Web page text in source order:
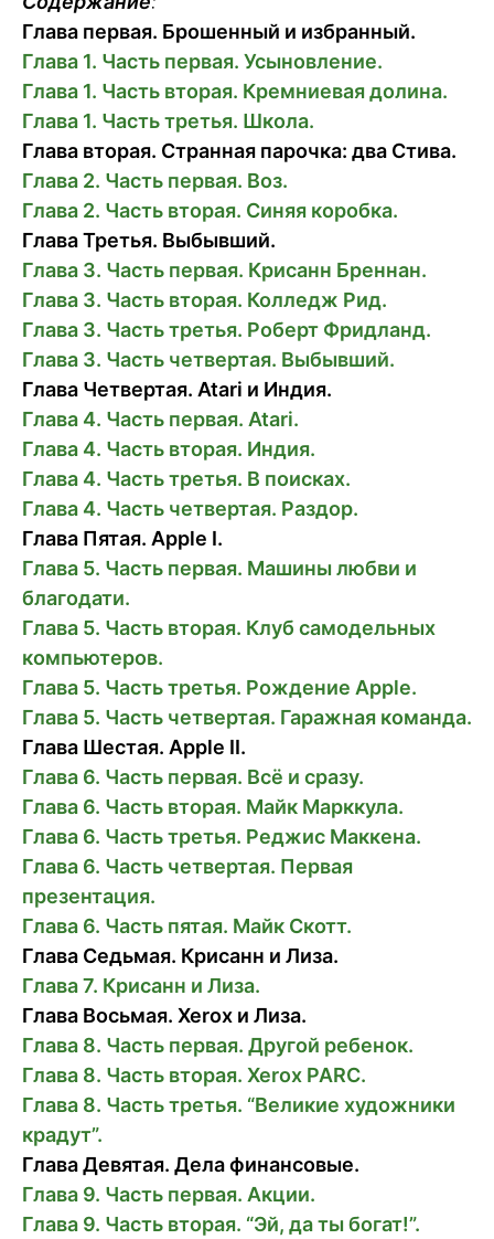
Глава первая. Брошенный и избранный.
Глава 1. Часть первая. Усыновление.
Глава 1. Часть вторая. Кремниевая долина.
Глава 1. Часть третья. Школа.
Глава вторая. Странная парочка: два Стива.
Глава 2. Часть первая. Воз.
Глава 2. Часть вторая. Синяя коробка.
Глава Третья. Выбывший.
Глава 3. Часть первая. Крисанн Бреннан.
Глава 3. Часть вторая. Колледж Рид.
Глава 3. Часть третья. Роберт Фридланд.
Глава 3. Часть четвертая. Выбывший.
Глава Четвертая. Atari и Индия.
Глава 4. Часть первая. Atari.
Глава 4. Часть вторая. Индия.
Глава 4. Часть третья. В поисках.
Глава 4. Часть четвертая. Раздор.
Глава Пятая. Apple I.
Глава 5. Часть первая. Машины любви и
благодати.
Глава 5. Часть вторая. Клуб самодельных
компьютеров.
Глава 5. Часть третья. Рождение Apple.
Глава 5. Часть четвертая. Гаражная команда.
Глава Шестая. Apple II.
Глава 6. Часть первая. Всё и сразу.
Глава 6. Часть вторая. Майк Марккула.
Глава 6. Часть третья. Реджис Маккена.
Глава 6. Часть четвертая. Первая
презентация.
Глава 6. Часть пятая. Майк Скотт.
Глава Седьмая. Крисанн и Лиза.
Глава 7. Крисанн и Лиза.
Глава Восьмая. Xerox и Лиза.
Глава 8. Часть первая. Другой ребенок.
Глава 8. Часть вторая. Xerox PARC.
Глава 8. Часть третья. “Великие художники
крадут”.
Глава Девятая. Дела финансовые.
Глава 9. Часть первая. Акции.
Глава 9. Часть вторая. “Эй, да ты богат!”.